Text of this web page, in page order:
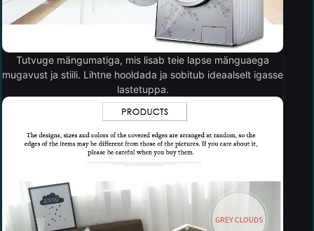
Tutvuge mängumatiga, mis lisab teie lapse mänguaega
mugavust ja stiili. Lihtne hooldada ja sobitub ideaalselt igasse
lastetuppa.